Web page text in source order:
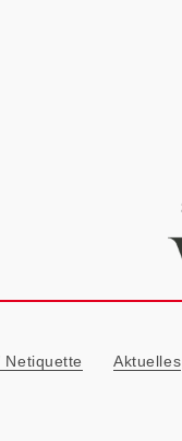
Netiquette Aktuelles